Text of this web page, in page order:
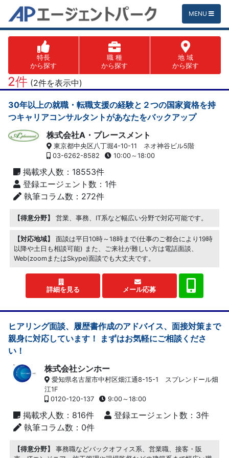
MENU
特長
から探す
職 種
から探す
地 域
から探す
2件 (2件を表示中)
30年以上の就職・転職支援の経験と２つの国家資格を持
つキャリアコンサルタントがあなたをバックアップ
株式会社A・プレースメント
東京都中央区八丁堀4-10-11 ネオ神谷ビル5階
03-6262-8582
10:00～18:00
掲載求人数：18553件
登録エージェント数：1件
執筆コラム数：272件
【得意分野】 営業、事務、IT系など幅広い分野で対応可能です。
【対応地域】
面談は平日10時～18時まで(仕事のご都合により19時
以降や土日も相談可能) また、ご来社が難しい方は電話面談、
Web(zoomまたはSkype)面談でも大丈夫です。
詳細を見る メール応募
ヒアリング面談、履歴書作成のアドバイス、面接対策まで
親身に対応しています！ まずはお気軽にご相談くださ
い！
株式会社シンホー
愛知県名古屋市中村区畑江通8-15-1 スプレンドール畑
江1F
0120-120-137
9:00～18:00
掲載求人数：816件
登録エージェント数：3件
執筆コラム数：0件
【得意分野】
事務職などバックオフィス系、営業職、接客・販